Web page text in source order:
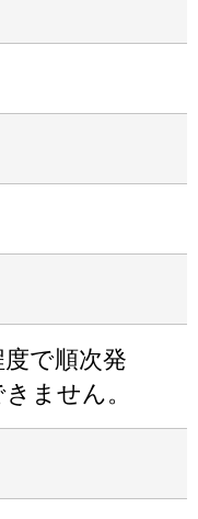
で順次発
ません。